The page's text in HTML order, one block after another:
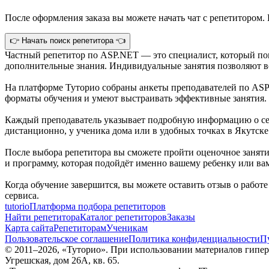
После оформления заказа вы можете начать чат с
👉 Начать поиск репетитора 👈
Частный репетитор по ASP.NET — это специалист, который
дополнительные знания. Индивидуальные занятия позволяют
На платформе Туторио собраны анкеты преподавателей по
форматы обучения и умеют выстраивать эффективные занятия.
Каждый преподаватель указывает подробную информацию о
дистанционно, у ученика дома или в удобных точках в
После выбора репетитора вы сможете пройти оценочное
и программу, которая подойдёт именно вашему ребенку или
Когда обучение завершится, вы можете оставить отзыв о
сервиса.
tutorioПлатформа подбора репетиторов
Найти репетитораКаталог репетиторовЗаказы
Карта сайтаРепетиторамУченикам
Пользовательское соглашениеПолитика конфиденциальности
© 2011–2026, «Туторио». При использовании материалов
Угрешская, дом 26А, кв. 65.